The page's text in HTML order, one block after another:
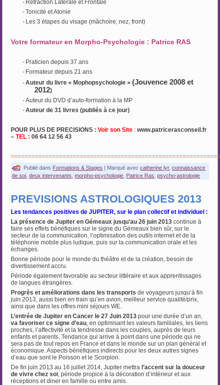
- Rétraction Latérale et Frontale
-Tonicité et Atonie
- Les 3 étapes du visage (mâchoire, nez, front)
Votre formateur en Morpho-Psychologie : Patrice RAS
- Praticien depuis 37 ans
- Formateur depuis 21 ans
-Auteur du livre « Mophopsychologie »(Jouvence 2008 et
2012)
-Auteur du DVD d’auto-formation à la MP
-Auteur de 31 livres (publiés à ce jour)
POUR PLUS DE PRECISIONS :Voir son Site :www.patricerasconseil.fr
–TEL : 06 64 12 56 43
Publié dans Formations & Stages | Marqué avec catherine lyr,connaissance
de soi ,deux intervenants ,morpho-psychologie Patrice Ras ,psycho-astrologie
PREVISIONS ASTROLOGIQUES 2013
Les tendances positives de JUPITER, sur le plan collectif et individuel :
La présence de Jupiter en Gémeaux jusqu’au 26 juin 2013 continue à
faire ses effets bénéfiques sur le signe du Gémeaux bien sûr, sur le
secteur de la communication, l’optimisation des outils internet et de la
téléphonie mobile plus ludique, puis sur la communication orale et les
échanges.
Bonne période pour le monde du théâtre et de la création, besoin de
divertissement accru.
Période également favorable au secteur littéraire et aux apprentissages
de langues étrangères.
Progrès et améliorations dans les transports de voyageurs jusqu’à fin
juin 2013, aussi bien en train qu’en avion, meilleur service qualité/prix,
ainsi que dans les offres mini séjours WE.
L’entrée de Jupiter en Cancer le 27 Juin 2013 pour une durée d’un an,
va favoriser ce signe d’eau , en optimisant les valeurs familiales, les liens
proches, l’affectivité et la tendresse dans les couples, auprès de leurs
enfants et parents. Tendance qui arrive à point dans une période qui ne
sera pas de tout repos en France et dans le monde sur un plan général et
économique. Aspects bénéfiques indirects pour les deux autres signes
d’eau que sont le Poisson et le Scorpion.
De fin juin 2013 au 16 juillet 2014, Jupiter mettral’accent sur la douceur
de vivre chez soi , période propice à la décoration d’intérieur et aux
réceptions et diner en famille ou entre amis.